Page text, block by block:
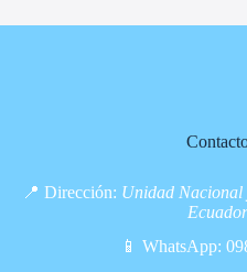
📍 Dirección: Unidad Nacional
Ecuador
📱 WhatsApp: